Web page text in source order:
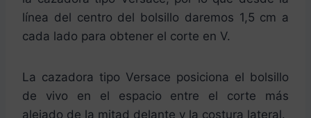
línea del centro del bolsillo daremos 1,5 cm a
cada lado para obtener el corte en V.
La cazadora tipo Versace posiciona el bolsillo
de vivo en el espacio entre el corte más
alejado de la mitad delante y la costura lateral.